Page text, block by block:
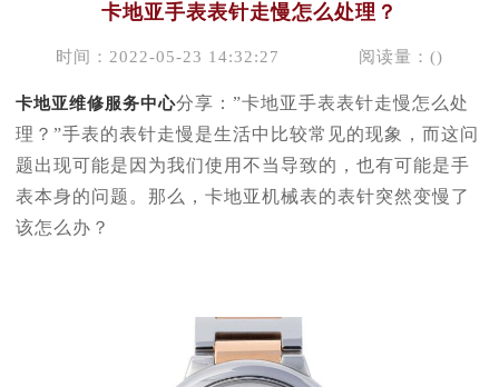
卡地亚手表表针走慢怎么处理？
时间：2022-05-23 14:32:27 阅读量：()
卡地亚维修服务中心分享：”卡地亚手表表针走慢怎么处
理？”手表的表针走慢是生活中比较常见的现象，而这问
题出现可能是因为我们使用不当导致的，也有可能是手
表本身的问题。那么，卡地亚机械表的表针突然变慢了
该怎么办？